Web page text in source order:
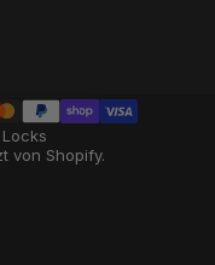
von Shopify.